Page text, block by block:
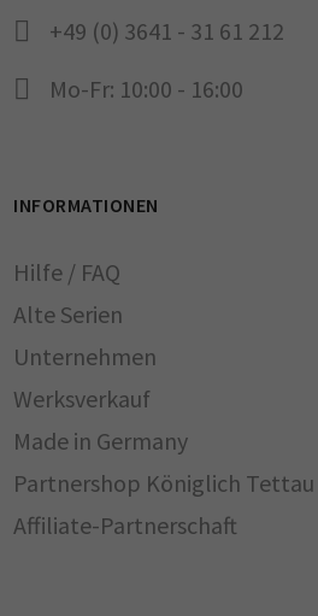
+49 (0) 3641 - 31 61 212
Mo-Fr: 10:00 - 16:00
INFORMATIONEN
Hilfe / FAQ
Alte Serien
Unternehmen
Werksverkauf
Made in Germany
Partnershop Königlich Tettau
Affiliate-Partnerschaft